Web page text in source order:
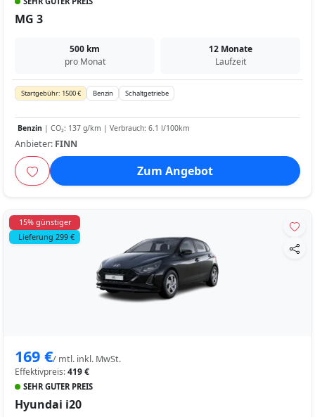
MG 3
500 km
pro Monat
12 Monate
Laufzeit
Startgebühr: 1500 € Benzin Schaltgetriebe
Benzin | CO₂: 137 g/km | Verbrauch: 6.1 l/100km
Anbieter: FINN
Zum Angebot
15% günstiger
Lieferung 299 €
169 €/ mtl. inkl. MwSt.
Effektivpreis:419 €
SEHR GUTER PREIS
Hyundai i20